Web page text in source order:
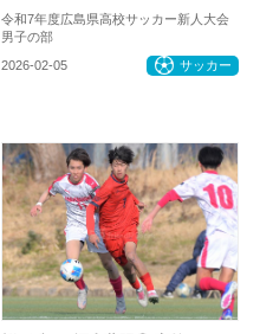
令和7年度広島県高校サッカー新人大会
男子の部
2026-02-05 サッカー